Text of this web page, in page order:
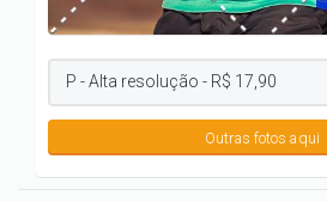
Outras fotos aqui